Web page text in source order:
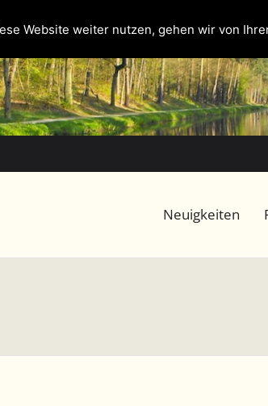
Neuigkeiten
Website weiter nutzen, gehen wir von